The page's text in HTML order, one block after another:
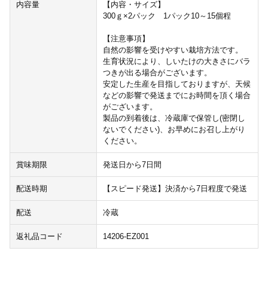
内容量
【内容・サイズ】
300ｇ×2パック 1パック10～15個程
【注意事項】
自然の影響を受けやすい栽培方法です。
生育状況により、しいたけの大きさにバラ
つきが出る場合がございます。
安定した生産を目指しておりますが、天候
などの影響で発送までにお時間を頂く場合
がございます。
製品の到着後は、冷蔵庫で保管し(密閉し
ないでください)、お早めにお召し上がり
ください。
賞味期限 発送日から7日間
配送時期 【スピード発送】決済から7日程度で発送
配送 冷蔵
返礼品コード 14206-EZ001